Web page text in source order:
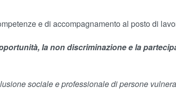
e di accompagnamento al posto di
la non discriminazione e la
sociale e professionale di persone